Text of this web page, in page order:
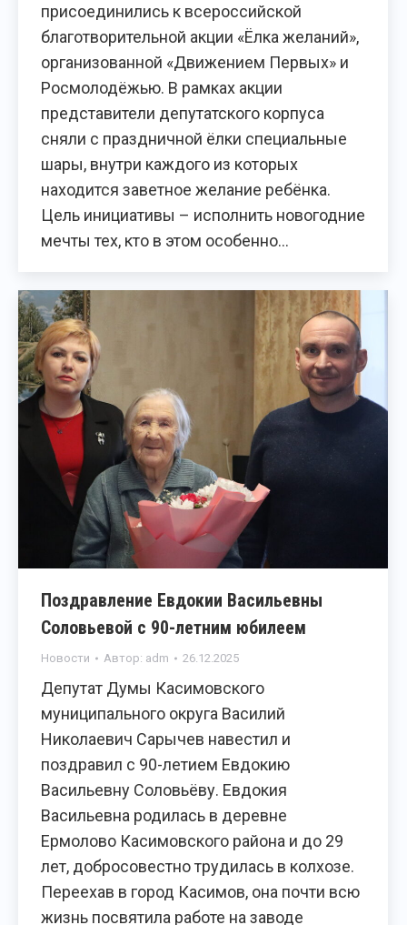
присоединились к всероссийской
благотворительной акции «Ёлка желаний»,
организованной «Движением Первых» и
Росмолодёжью. В рамках акции
представители депутатского корпуса
сняли с праздничной ёлки специальные
шары, внутри каждого из которых
находится заветное желание ребёнка.
Цель инициативы – исполнить новогодние
мечты тех, кто в этом особенно…
Поздравление Евдокии Васильевны
Соловьевой с 90-летним юбилеем
Новости Автор: adm 26.12.2025
Депутат Думы Касимовского
муниципального округа Василий
Николаевич Сарычев навестил и
поздравил с 90-летием Евдокию
Васильевну Соловьёву. Евдокия
Васильевна родилась в деревне
Ермолово Касимовского района и до 29
лет, добросовестно трудилась в колхозе.
Переехав в город Касимов, она почти всю
жизнь посвятила работе на заводе